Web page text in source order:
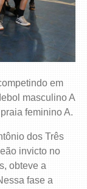
em
masculino A
feminino A.
dos Três
invicto no
obteve a
fase a